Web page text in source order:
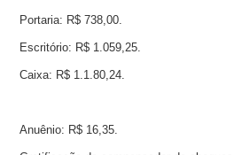
Portaria: R$ 738,00.
Escritório: R$ 1.059,25.
Caixa: R$ 1.1.80,24.
Anuênio: R$ 16,35.